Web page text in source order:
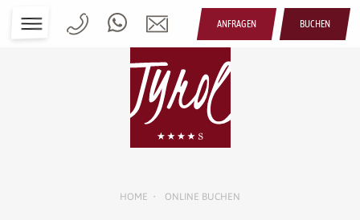
ANFRAGEN BUCHEN
HOME • ONLINE BUCHEN